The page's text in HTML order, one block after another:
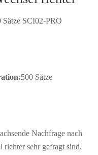
SCI02-PRO
500 Sätze
Nachfrage nach
richter sehr gefragt sind.